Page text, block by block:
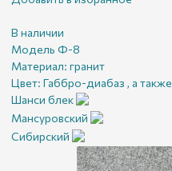
В наличии
Модель Ф-8
Материал: гранит
Цвет: Габбро-диабаз , а также
Шанси блек
Мансуровский
Сибирский